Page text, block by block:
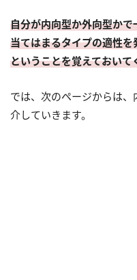
自分が内向型か外向型か
当てはまるタイプの適性
ということを覚えておいて
では、次のページからは
介していきます。